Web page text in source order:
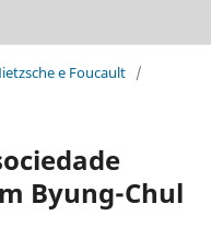
e Foucault /
Byung-Chul